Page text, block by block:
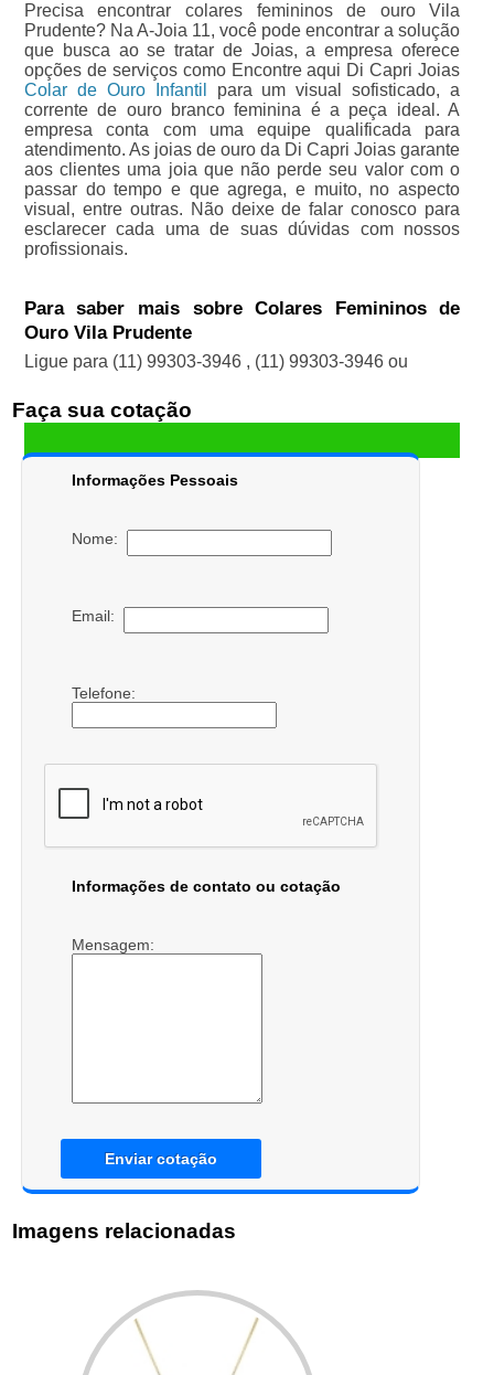
Precisa encontrar colares femininos de ouro Vila
Prudente? Na A-Joia 11, você pode encontrar a solução
que busca ao se tratar de Joias, a empresa oferece
opções de serviços como Encontre aqui Di Capri Joias
Colar de Ouro Infantil
para um visual sofisticado, a
corrente de ouro branco feminina é a peça ideal. A
empresa conta com uma equipe qualificada para
atendimento. As joias de ouro da Di Capri Joias garante
aos clientes uma joia que não perde seu valor com o
passar do tempo e que agrega, e muito, no aspecto
visual, entre outras. Não deixe de falar conosco para
esclarecer cada uma de suas dúvidas com nossos
profissionais.
Para saber mais sobre Colares Femininos de
Ouro Vila Prudente
Ligue para (11) 99303-3946 , (11) 99303-3946 ou
Faça sua cotação
Informações Pessoais
Nome:
Email:
Telefone:
Informações de contato ou cotação
Mensagem:
Enviar cotação
Imagens relacionadas